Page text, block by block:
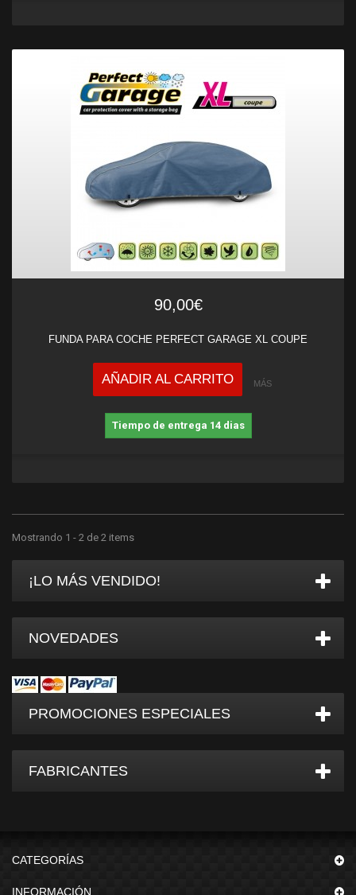
90,00€
FUNDA PARA COCHE PERFECT GARAGE XL COUPE
AÑADIR AL CARRITO MÁS
Tiempo de entrega 14 dias
Mostrando 1 - 2 de 2 items
¡LO MÁS VENDIDO!
NOVEDADES
PROMOCIONES ESPECIALES
FABRICANTES
CATEGORÍAS
INFORMACIÓN